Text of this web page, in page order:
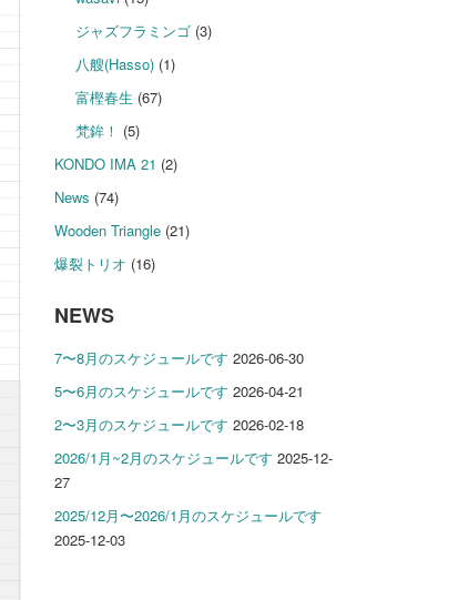
ジャズフラミンゴ (3)
八艘(Hasso) (1)
富樫春生 (67)
梵鉾！ (5)
KONDO IMA 21 (2)
News (74)
Wooden Triangle(21)
爆裂トリオ (16)
NEWS
7〜8月のスケジュールです 2026-06-30
5〜6月のスケジュールです 2026-04-21
2〜3月のスケジュールです 2026-02-18
2026/1月~2月のスケジュールです 2025-12-
27
2025/12月〜2026/1月のスケジュールです
2025-12-03